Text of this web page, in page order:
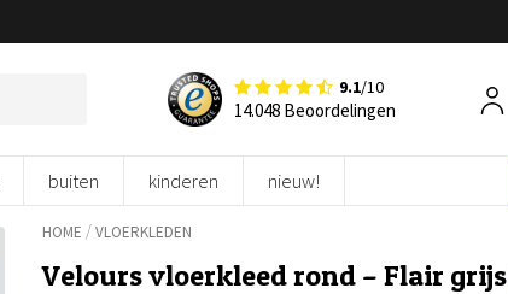
9.1/10
14.048 Beoordelingen
buiten kinderen nieuw!
HOME /VLOERKLEDEN
Velours vloerkleed rond – Flair grijs